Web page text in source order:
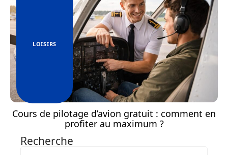
LOISIRS
Cours de pilotage d’avion gratuit : comment en
profiter au maximum ?
Recherche